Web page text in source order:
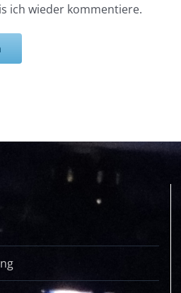
ich wieder kommentiere.